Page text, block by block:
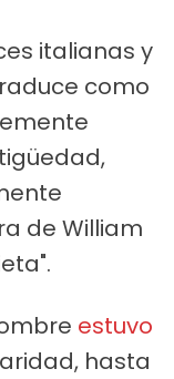
italianas y
como
de William
estuvo
hasta